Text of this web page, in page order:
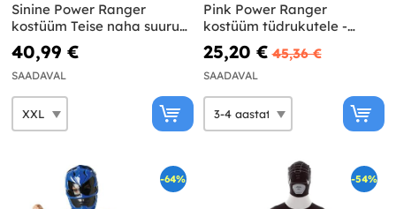
Sinine Power Ranger
kostüüm Teise naha suurus
suur
40,99 €
SAADAVAL
Pink Power Ranger
kostüüm tüdrukutele -
Power Rangers Movie
25,20 € 45,36 €
SAADAVAL
-64% -54%